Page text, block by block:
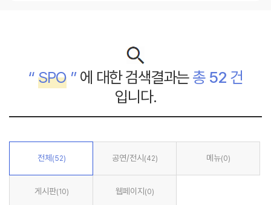
“SPO ”에 대한 검색결과는총 52 건
입니다.
전체 (52) 공연/전시 (42) 메뉴(0)
게시판(10) 웹페이지 (0)